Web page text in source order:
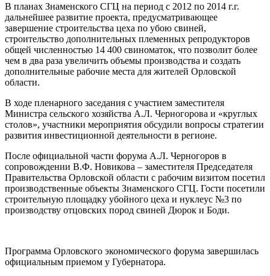
В планах Знаменского СГЦ на период с 2012 по 2014 г.г.
дальнейшее развитие проекта, предусматривающее
завершение строительства цеха по убою свиней,
строительство дополнительных племенных репродукторов
общей численностью 14 400 свиноматок, что позволит более
чем в два раза увеличить объемы производства и создать
дополнительные рабочие места для жителей Орловской
области.
В ходе пленарного заседания с участием заместителя
Министра сельского хозяйства А.Л. Черногорова и «круглых
столов», участники мероприятия обсудили вопросы стратегии
развития инвестиционной деятельности в регионе.
После официальной части форума А.Л. Черногоров в
сопровождении В.Ф. Новикова – заместителя Председателя
Правительства Орловской области с рабочим визитом посетил
производственные объекты Знаменского СГЦ. Гости посетили
строительную площадку убойного цеха и нуклеус №3 по
производству отцовских пород свиней Дюрок и Боди.
Программа Орловского экономического форума завершилась
официальным приемом у Губернатора.